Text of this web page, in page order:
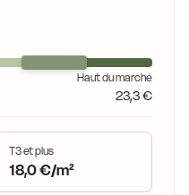
Haut du marché
23,3 €
T3 et plus
18,0 €/m²